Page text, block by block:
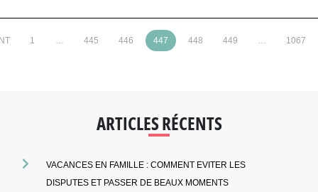
1 … 445 446 447 448 449 … 1067
ARTICLES RÉCENTS
VACANCES EN FAMILLE : COMMENT EVITER LES
DISPUTES ET PASSER DE BEAUX MOMENTS